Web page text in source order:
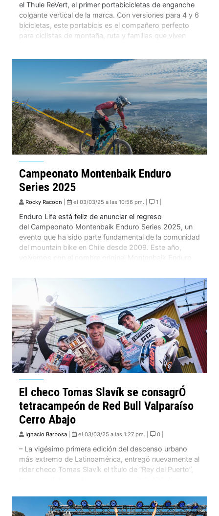
el Thule ReVert, el primer portabicicletas de enganche
colgante vertical de la marca. Con versiones para 4 y 6
bicicletas, este portabicis es el compañero perfecto
para ciclistas de montaña, ruta y familias que viven
Campeonato Montenbaik Enduro
Series 2025
Rocky Racoon el 03/03/25 a las 10:56 pm. | 1 |
Enduro Life está feliz de anunciar el regreso
del Campeonato Montenbaik Enduro Series 2025, un
evento que ha sido parte fundamental de la comunidad
del mountain bike en Chile desde 2009. Este año,
volvemos con el nombre original Montenbaik Enduro,
El checo Tomas Slavík se consagrÓ
tetracampeón de Red Bull Valparaíso
Cerro Abajo
Ignacio Barbosa el 03/03/25 a las 1:27 pm. | 0 |
– La vigésimo primera edición del descenso urbano
más extremo de Latinoamérica, entregó nuevamente al
rider checo Tomas Slavík el título de “Rey del Puerto”,
los que alcanzó una velocidad de más de 54 km/h en
su recorrido por la ciudad puerto.